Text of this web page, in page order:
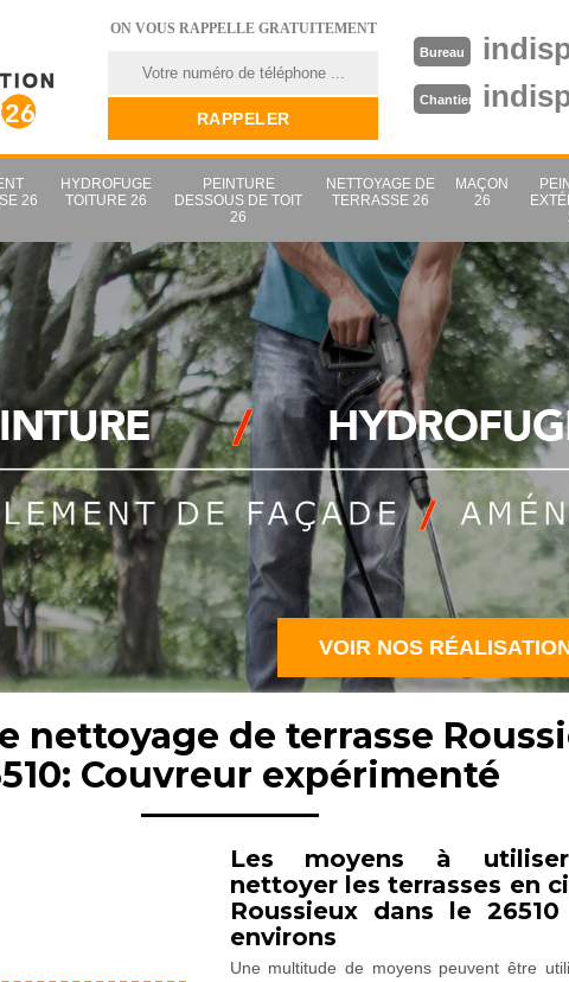
ON VOUS RAPPELLE GRATUITEMENT
Bureau
Chantier
26
HYDROFUGE
TOITURE 26
PEINTURE
DESSOUS DE TOIT
26
NETTOYAGE DE
TERRASSE 26
MAÇON
26
VOIR NOS
nettoyage de terrasse
Couvreur expérimenté
Les moyens à
nettoyer les terrasses en
Roussieux dans le
environs
Une multitude de moyens peuvent être